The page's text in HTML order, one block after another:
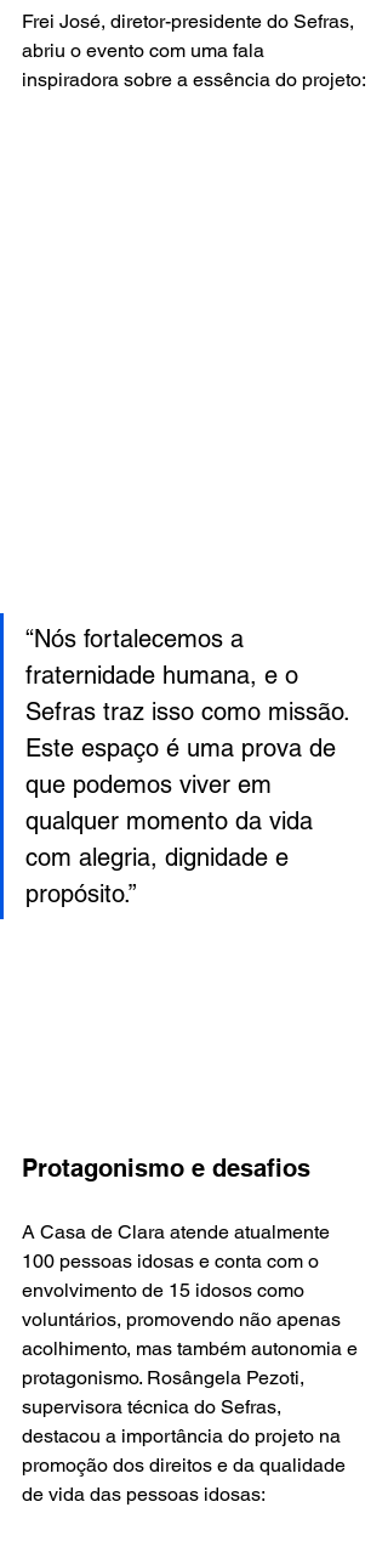
Frei José, diretor-presidente do Sefras,
abriu o evento com uma fala
inspiradora sobre a essência do projeto:
“Nós fortalecemos a
fraternidade humana, e o
Sefras traz isso como missão.
Este espaço é uma prova de
que podemos viver em
qualquer momento da vida
com alegria, dignidade e
propósito.”
Protagonismo e desafios
A Casa de Clara atende atualmente
100 pessoas idosas e conta com o
envolvimento de 15 idosos como
voluntários, promovendo não apenas
acolhimento, mas também autonomia e
protagonismo. Rosângela Pezoti,
supervisora técnica do Sefras,
destacou a importância do projeto na
promoção dos direitos e da qualidade
de vida das pessoas idosas: